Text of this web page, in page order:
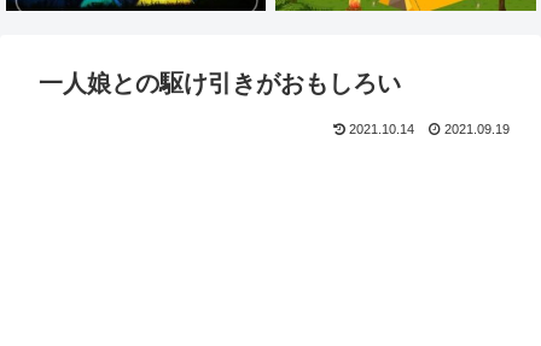
一人娘との駆け引きがおもしろい
2021.10.14 2021.09.19